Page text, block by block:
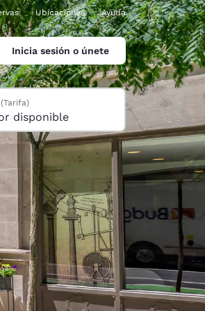
Ubicaciones Ayuda
Inicia sesión o únete
disponible